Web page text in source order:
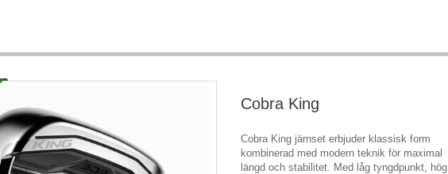
Cobra King
Cobra King järnset erbjuder klassisk form
kombinerad med modern teknik för maximal
längd och stabilitet. Med låg tyngdpunkt, hög